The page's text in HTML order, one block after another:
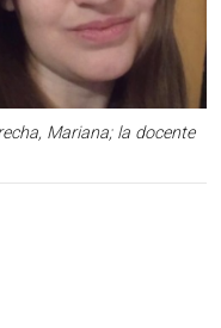
Mariana; la docente